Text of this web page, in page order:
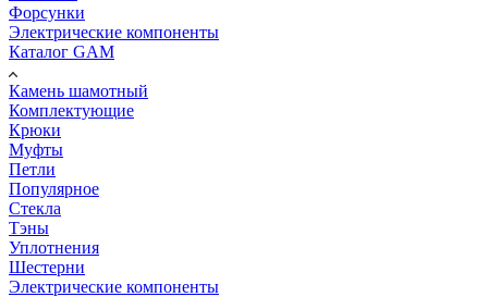
Форсунки
Электрические компоненты
Каталог GAM
Камень шамотный
Комплектующие
Крюки
Муфты
Петли
Популярное
Стекла
Тэны
Уплотнения
Шестерни
Электрические компоненты